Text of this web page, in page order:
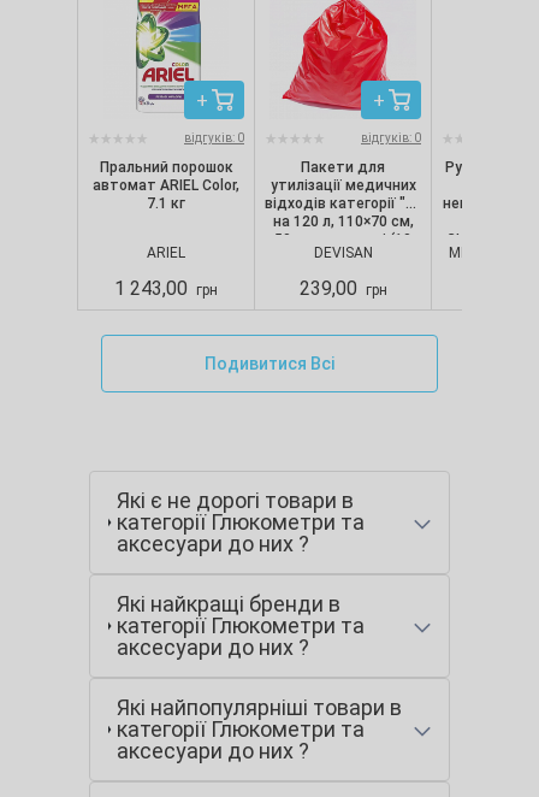
відгуків: 0
Пральний порошок
автомат ARIEL Color,
7.1 кг
ARIEL
1 243,00 грн
відгуків: 0
Пакети для
утилізації медичних
відходів категорії "B"
на 120 л, 110×70 см,
50 мкм, червоні (10
шт./уп.), Devisan
DEVISAN
239,00 грн
Рукавички
непопудрені,
CLASSIC,
MERCATOR
Подивитися Всі
Які є не дорогі товари в
категорії Глюкометри та
аксесуари до них ?
Які найкращі бренди в
категорії Глюкометри та
аксесуари до них ?
Які найпопулярніші товари в
категорії Глюкометри та
аксесуари до них ?